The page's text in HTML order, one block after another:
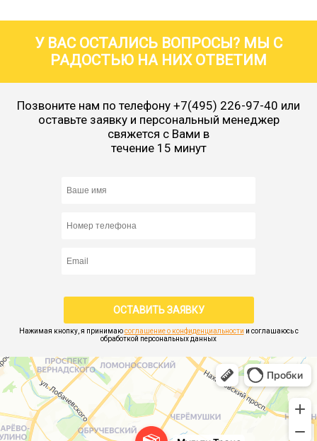
У ВАС ОСТАЛИСЬ ВОПРОСЫ? МЫ С
РАДОСТЬЮ НА НИХ ОТВЕТИМ
Позвоните нам по телефону +7(495) 226-97-40 или
оставьте заявку и персональный менеджер
свяжется с Вами в
течение 15 минут
Нажимая кнопку, я принимаюсоглашение о конфиденциальности и соглашаюсь с
обработкой персональных данных